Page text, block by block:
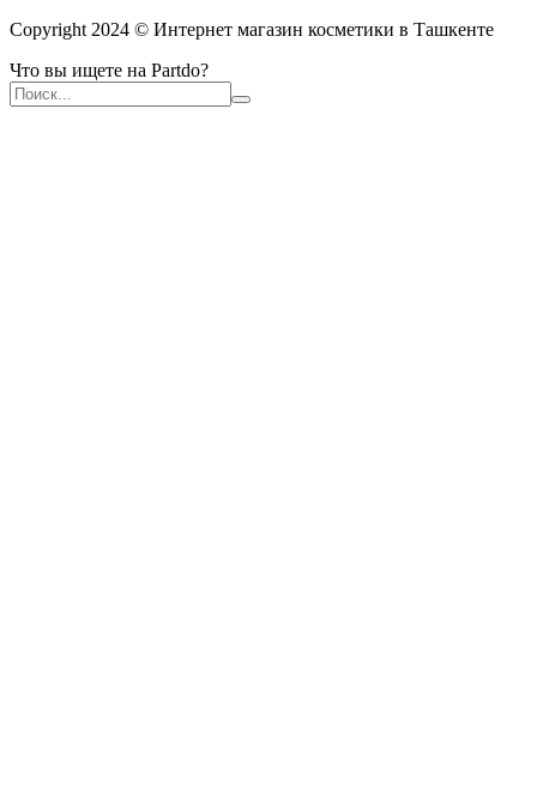
Copyright 2024 © Интернет магазин косметики в Ташкенте
Что вы ищете на Partdo?